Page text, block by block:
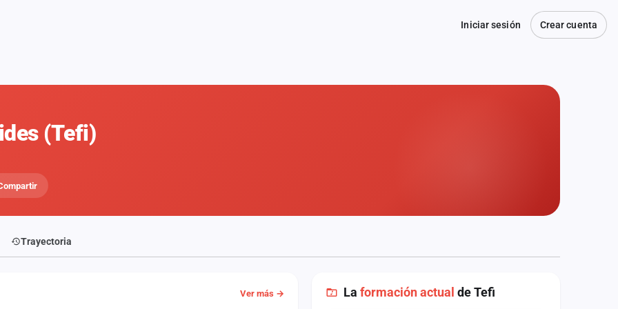
Iniciar sesión Crear cuenta
(Tefi)
Trayectoria
Ver más → La formación actual de Tefi